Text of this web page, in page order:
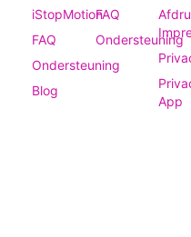
iStopMotion
FAQ
Ondersteuning
Blog
FAQ
Ondersteuning
App